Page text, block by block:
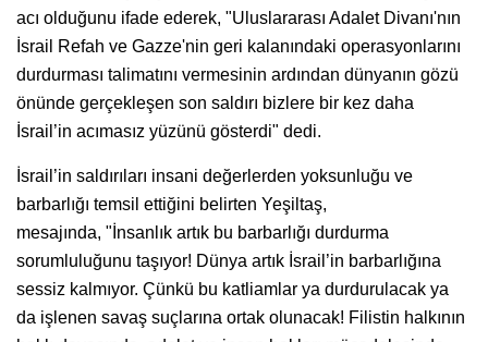
acı olduğunu ifade ederek, "Uluslararası Adalet Divanı'nın
İsrail Refah ve Gazze'nin geri kalanındaki operasyonlarını
durdurması talimatını vermesinin ardından dünyanın gözü
önünde gerçekleşen son saldırı bizlere bir kez daha
İsrail’in acımasız yüzünü gösterdi" dedi.
İsrail’in saldırıları insani değerlerden yoksunluğu ve
barbarlığı temsil ettiğini belirten Yeşiltaş,
mesajında, "İnsanlık artık bu barbarlığı durdurma
sorumluluğunu taşıyor! Dünya artık İsrail’in barbarlığına
sessiz kalmıyor. Çünkü bu katliamlar ya durdurulacak ya
da işlenen savaş suçlarına ortak olunacak! Filistin halkının